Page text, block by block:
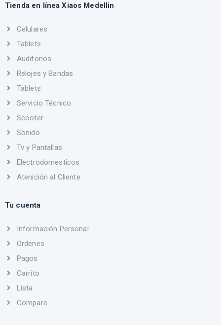
Tienda en línea Xiaos Medellin
Celulares
Tablets
Audifonos
Relojes y Bandas
Tablets
Servicio Técnico
Scooter
Sonido
Tv y Pantallas
Electrodomesticos
Atenición al Cliente
Tu cuenta
Información Personal
Ordenes
Pagos
Carrito
Lista
Compare